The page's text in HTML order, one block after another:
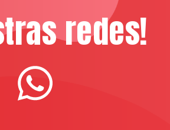
redes!